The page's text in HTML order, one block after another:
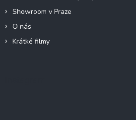
Showroom v Praze
O nás
Krátké filmy